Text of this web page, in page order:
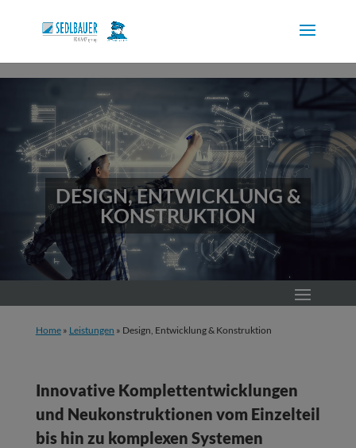
DESIGN, ENTWICKLUNG &
KONSTRUKTION
Home» Leistungen » Design, Entwicklung & Konstruktion
Innovative Komplettentwicklungen
und Neukonstruktionen vom Einzelteil
bis hin zu komplexen Systemen